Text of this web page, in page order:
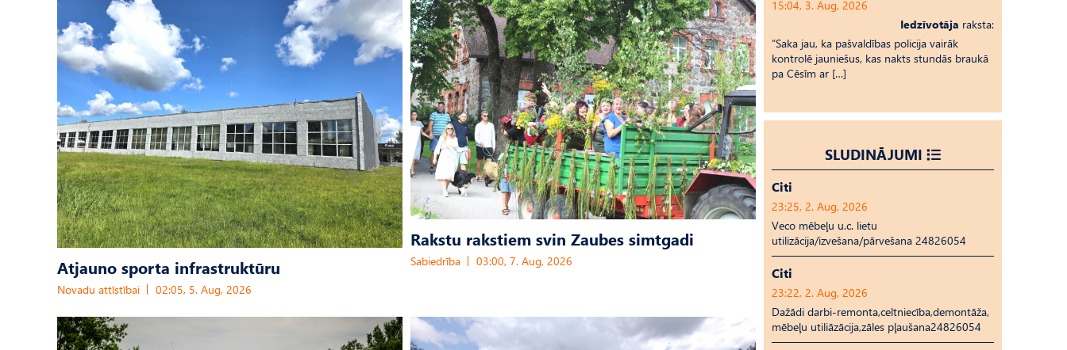
Atjauno sporta infrastruktūru
Novadu attīstībai 02:05, 5. Aug, 2026
Rakstu rakstiem svin Zaubes simtgadi
Sabiedrība 03:00, 7. Aug, 2026
15:04, 3. Aug, 2026
Iedzīvotāja raksta:
“Saka jau, ka pašvaldības policija vairāk
kontrolē jauniešus, kas nakts stundās braukā
pa Cēsīm ar […]
SLUDINĀJUMI
Citi
23:25, 2. Aug, 2026
Veco mēbeļu u.c. lietu
utilizācija/izvešana/pārvešana 24826054
Citi
23:22, 2. Aug, 2026
Dažādi darbi-remonta,celtniecība,demontāža,
mēbeļu utiliāzācija,zāles pļaušana24826054